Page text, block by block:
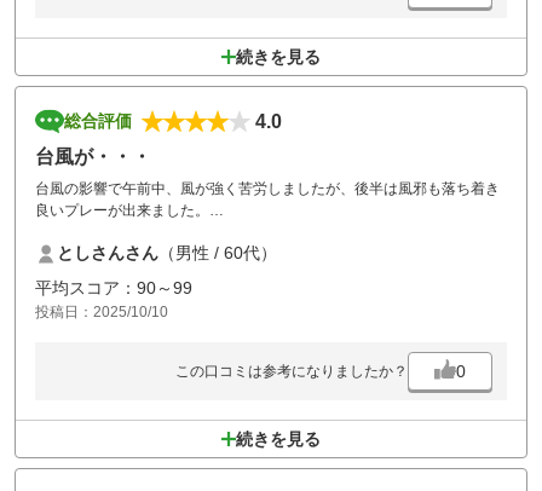
続きを見る
総合評価
4.0
台風が・・・
台風の影響で午前中、風が強く苦労しましたが、後半は風邪も落ち着き
良いプレーが出来ました。
ースコンディションも）と
感じられました。参加者全員は風を除けば大満足言っていました。また
全員でお邪魔しようということになりました。次回もよろしくお願いい
たします。
としさんさん （男性 / 60代）
平均スコア：90～99
投稿日：2025/10/10
この口コミは参考になりましたか？ 0
続きを見る